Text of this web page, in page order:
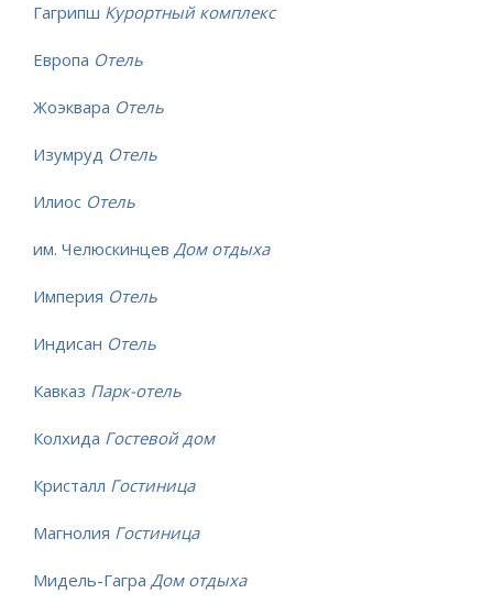
Гагрипш Курортный комплекс
Европа Отель
Жоэквара Отель
Изумруд Отель
Илиос Отель
им. Челюскинцев Дом отдыха
Империя Отель
Индисан Отель
Кавказ Парк-отель
Колхида Гостевой дом
Кристалл Гостиница
Магнолия Гостиница
Мидель-Гагра Дом отдыха